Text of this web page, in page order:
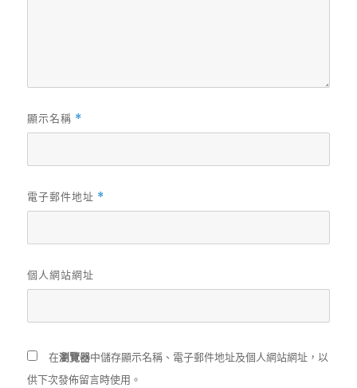
顯示名稱 *
電子郵件地址 *
個人網站網址
在瀏覽器中儲存顯示名稱、電子郵件地址及個人網站網址，以
供下次發佈留言時使用。